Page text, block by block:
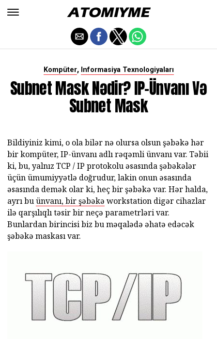
Kompüter, Informasiya Texnologiyaları
Subnet Mask Nədir? IP-Ünvanı Və
Subnet Mask
Bildiyiniz kimi, o ola bilər nə olursa olsun şəbəkə hər
bir kompüter, IP-ünvanı adlı rəqəmli ünvanı var. Təbii
ki, bu, yalnız TCP / IP protokolu əsasında şəbəkələr
üçün ümumiyyətlə doğrudur, lakin onun əsasında
əsasında demək olar ki, heç bir şəbəkə var. Hər halda,
ayrı buünvanı, bir şəbəkə workstation digər cihazlar
ilə qarşılıqlı təsir bir neçə parametrləri var.
Bunlardan birincisi biz bu məqalədə əhatə edəcək
şəbəkə maskası var.